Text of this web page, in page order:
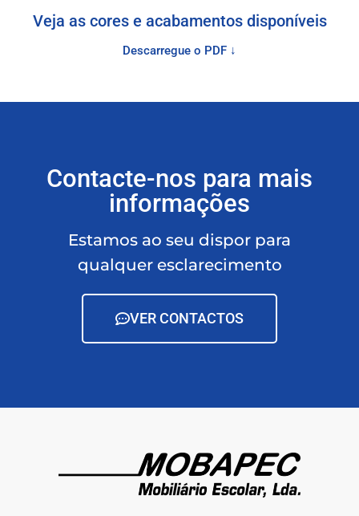
Veja as cores e acabamentos disponíveis
Descarregue o PDF ↓
Contacte-nos para mais
informações
Estamos ao seu dispor para
qualquer esclarecimento
VER CONTACTOS